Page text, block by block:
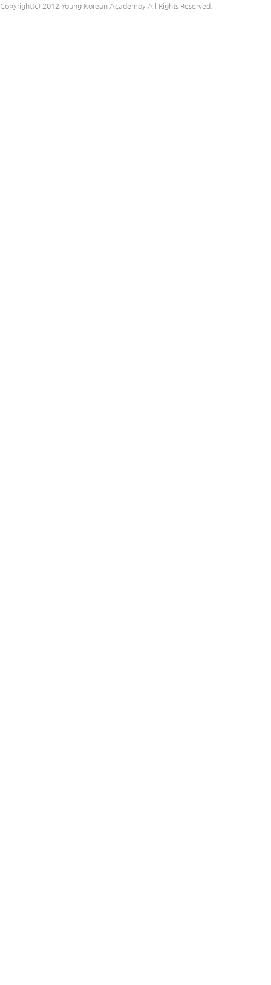
Copyright(c) 2012 Young Korean Academoy All Rights Reserved.